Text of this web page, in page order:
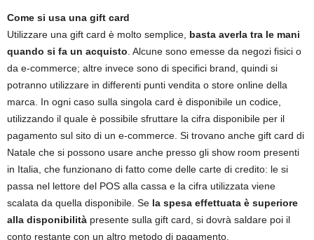
Come si usa una gift card
Utilizzare una gift card è molto semplice, basta averla tra le mani
quando si fa un acquisto. Alcune sono emesse da negozi fisici o
da e-commerce; altre invece sono di specifici brand, quindi si
potranno utilizzare in differenti punti vendita o store online della
marca. In ogni caso sulla singola card è disponibile un codice,
utilizzando il quale è possibile sfruttare la cifra disponibile per il
pagamento sul sito di un e-commerce. Si trovano anche gift card di
Natale che si possono usare anche presso gli show room presenti
in Italia, che funzionano di fatto come delle carte di credito: le si
passa nel lettore del POS alla cassa e la cifra utilizzata viene
scalata da quella disponibile. Se la spesa effettuata è superiore
alla disponibilità presente sulla gift card, si dovrà saldare poi il
conto restante con un altro metodo di pagamento.